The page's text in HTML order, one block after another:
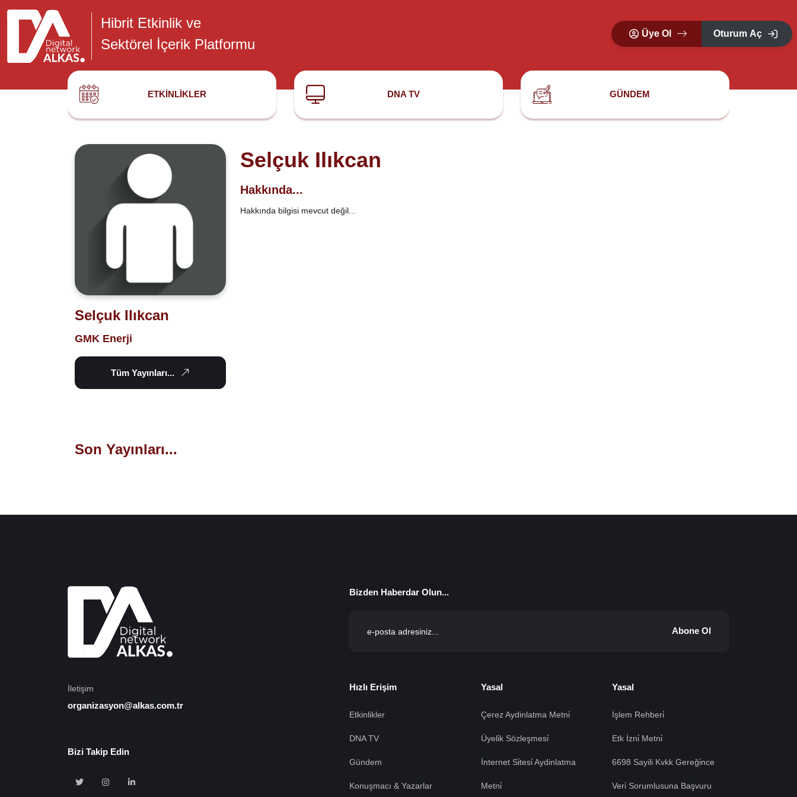
Hibrit Etkinlik ve
Sektörel İçerik Platformu
Üye Ol Oturum Aç
ETKINLIKLER DNA TV GÜNDEM
Selçuk Ilıkcan
GMK Enerji
Tüm Yayınları...
Selçuk Ilıkcan
Hakkında...
Hakkında bilgisi mevcut değil...
Son Yayınları...
İletişim
organizasyon@alkas.com.tr
Bizi Takip Edin
Bizden Haberdar Olun...
Abone Ol
Hızlı Erişim
Etkinlikler
DNA TV
Gündem
Konuşmacı & Yazarlar
Yasal
Çerez Aydinlatma Metni̇
Üyeli̇k Sözleşmesi̇
İnternet Si̇tesi̇ Aydinlatma
Metni̇
Yasal
İşlem Rehberi̇
Etk İzni̇ Metni̇
6698 Sayili Kvkk Gereği̇nce
Veri̇ Sorumlusuna Başvuru